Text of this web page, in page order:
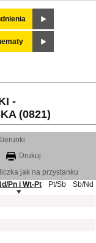
-
(0821)
Drukuj
jak na przystanku
Pn i Wt-Pt
Pt/Sb
Sb/Nd